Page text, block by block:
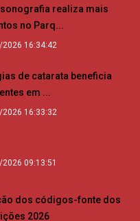
realiza mais
no Parq...
16:34:42
de catarata beneficia
em ...
16:33:32
09:13:51
dos códigos-fonte dos
2026